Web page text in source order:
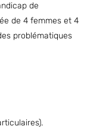
de
de 4 femmes et 4
problématiques